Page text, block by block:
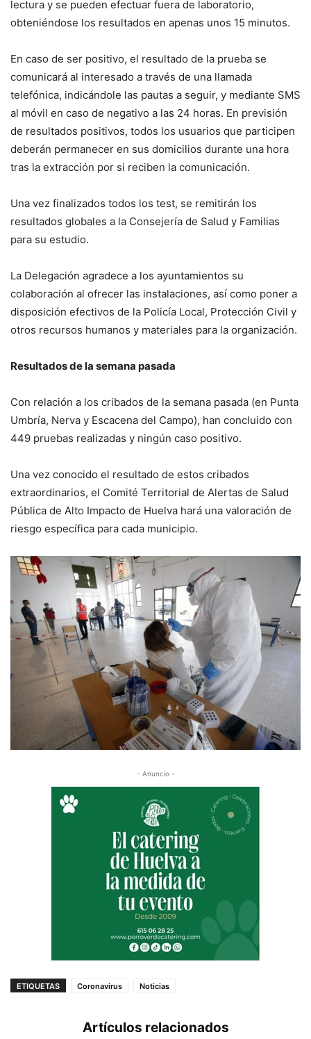
lectura y se pueden efectuar fuera de laboratorio,
obteniéndose los resultados en apenas unos 15 minutos.
En caso de ser positivo, el resultado de la prueba se
comunicará al interesado a través de una llamada
telefónica, indicándole las pautas a seguir, y mediante SMS
al móvil en caso de negativo a las 24 horas. En previsión
de resultados positivos, todos los usuarios que participen
deberán permanecer en sus domicilios durante una hora
tras la extracción por si reciben la comunicación.
Una vez finalizados todos los test, se remitirán los
resultados globales a la Consejería de Salud y Familias
para su estudio.
La Delegación agradece a los ayuntamientos su
colaboración al ofrecer las instalaciones, así como poner a
disposición efectivos de la Policía Local, Protección Civil y
otros recursos humanos y materiales para la organización.
Resultados de la semana pasada
Con relación a los cribados de la semana pasada (en Punta
Umbría, Nerva y Escacena del Campo), han concluido con
449 pruebas realizadas y ningún caso positivo.
Una vez conocido el resultado de estos cribados
extraordinarios, el Comité Territorial de Alertas de Salud
Pública de Alto Impacto de Huelva hará una valoración de
riesgo específica para cada municipio.
- Anuncio -
ETIQUETAS Coronavirus Noticias
Artículos relacionados